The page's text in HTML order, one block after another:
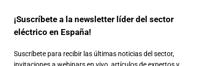
¡Suscríbete a la newsletter líder del sector
eléctrico en España!
Suscríbete para recibir las últimas noticias del sector,
invitaciones a webinars en vivo, artículos de expertos y